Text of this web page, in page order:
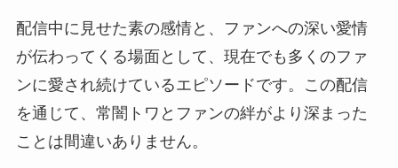
配信中に見せた素の感情と、ファンへの深い愛情
が伝わってくる場面として、現在でも多くのファ
ンに愛され続けているエピソードです。この配信
を通じて、常闇トワとファンの絆がより深まった
ことは間違いありません。